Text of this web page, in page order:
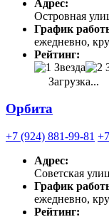
Адрес:
Островная
График
ежедневно,
Рейтинг:
Загрузка...
Орбита
+7 (924) 881-99-81
Адрес:
Советская
График
ежедневно,
Рейтинг: